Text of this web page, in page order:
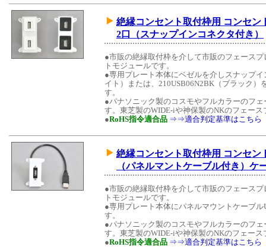
絶縁コンセント取付枠用 コンセン
2口（スナップインコネクタ付き）
●市販の絶縁取付枠を介して市販のフェース
トモジュールです。
●専用プレート本体にベゼルを介しスナップ
イト）または、210USB06N2BK（ブラック
す。
●パナソニック製のコスモやフルカラーのフ
す。東芝製のWIDE-iや神保製のNKのフェー
●RoHS指令適合品 ⇒⇒適合判定基準はこちら
絶縁コンセント取付枠用 コンセ
（パネルマントケーブル付き）ケ
●市販の絶縁取付枠を介して市販のフェース
トモジュールです。
●専用プレート本体にパネルマウントケーブ
す。
●パナソニック製のコスモやフルカラーのフ
す。東芝製のWIDE-iや神保製のNKのフェー
●RoHS指令適合品 ⇒⇒適合判定基準はこちら